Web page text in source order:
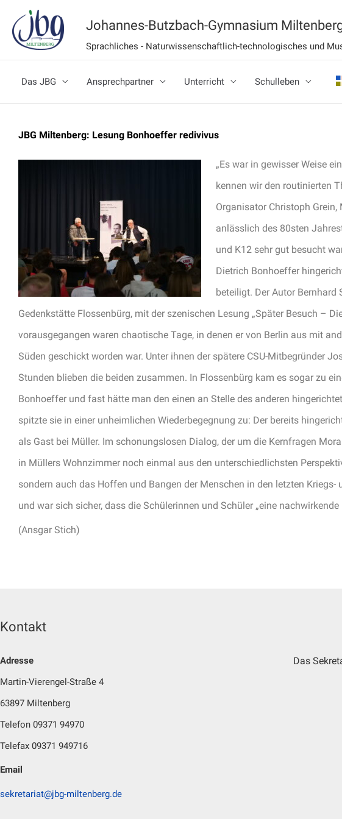
Inhalt
springen
Johannes-Butzbach-Gymnasium
Sprachliches - Naturwissenschaftlich-technologisches und
Das JBG Ansprechpartner Unterricht Schulleben
JBG Miltenberg: Lesung Bonhoeffer redivivus
„Es war in gewisser Weise
kennen wir den routinierten
Organisator Christoph
anlässlich des 80sten
und K12 sehr gut besucht
Dietrich Bonhoeffer
beteiligt. Der Autor
Gedenkstätte Flossenbürg, mit der szenischen Lesung „Später Besuch –
vorausgegangen waren chaotische Tage, in denen er von Berlin aus mit
Süden geschickt worden war. Unter ihnen der spätere CSU-Mitbegründer
Stunden blieben die beiden zusammen. In Flossenbürg kam es sogar zu
Bonhoeffer und fast hätte man den einen an Stelle des anderen
spitzte sie in einer unheimlichen Wiederbegegnung zu: Der bereits
als Gast bei Müller. Im schonungslosen Dialog, der um die Kernfragen
in Müllers Wohnzimmer noch einmal aus den unterschiedlichsten
sondern auch das Hoffen und Bangen der Menschen in den letzten
und war sich sicher, dass die Schülerinnen und Schüler „eine
(Ansgar Stich)
Kontakt
Adresse
Martin-Vierengel-Straße 4
63897 Miltenberg
Telefon 09371 94970
Telefax 09371 949716
Email
sekretariat@jbg-miltenberg.de
Das